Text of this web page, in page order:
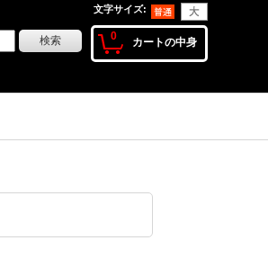
文字サイズ:
0 カートの中身